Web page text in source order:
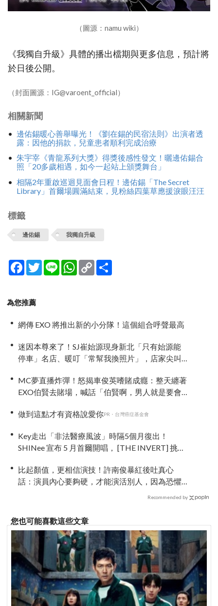
（圖源：namu wiki）
《我獨自升級》具體的播出檔期與更多信息，預計將
於日後公開。
（封面圖源：IG@varoent_official）
相關新聞
邊佑錫暖心善舉曝光！《劉在錫的民宿法則》出演者透
露：因他的捐款，兒童患者順利完成治療
朱宇宰《青龍系列大獎》得獎後感性發文！曬邊佑錫合
照「20多歲相遇，如今一起站上頒獎舞台」
相隔2年重啟巡迴見面會日程！邊佑錫「The Secret
Library」首爾場圓滿結束，見粉絲四葉草應援淚眼汪汪
標籤
邊佑錫 我獨自升級
Facebook
TwitterLine WhatsApp
Copy
Link
為您推薦
網傳 EXO 將推出新的小分隊！這個組合呼聲最高
迷因本尊來了！SJ崔始源現身新北「只有始源能
停車」名店、暖叮「常幫我換照片」，店家尖叫
MC夢直播炸彈！怒揭車俊英嗜賭成癮：整天纏著
EXO伯賢去賭場，喊話「伯賢啊，男人就是要會
做到這點才有資格說愛你PR・台灣癌症基金會
Key走出「非法醫療風波」時隔5個月復出！
SHINee 宣布 5 月首爾開唱， [THE INVERT] 挑戰
比起顏值，更相信演技！許南俊暴紅後吐真心
話：演員內心要夠硬，才能演活別人，因為恐懼
Recommended by
您也可能喜歡這些文章